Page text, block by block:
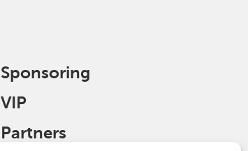
Sponsoring
VIP
Partners